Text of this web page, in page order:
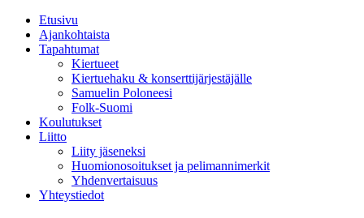
Etusivu
Ajankohtaista
Tapahtumat
Kiertueet
Kiertuehaku & konserttijärjestäjälle
Samuelin Poloneesi
Folk-Suomi
Koulutukset
Liitto
Liity jäseneksi
Huomionosoitukset ja pelimannimerkit
Yhdenvertaisuus
Yhteystiedot